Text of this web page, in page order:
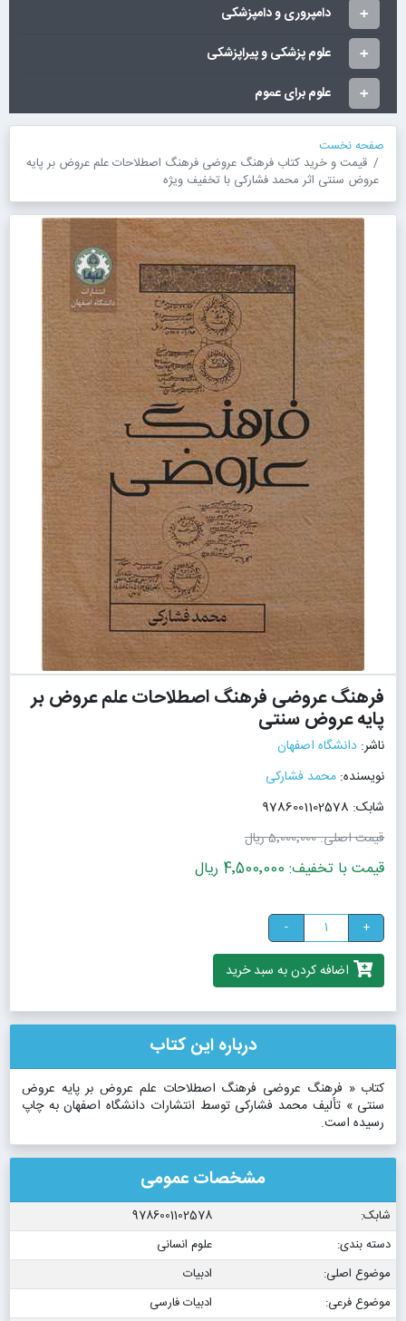
دامپروری و دامپزشکی
علوم پزشکی و پیراپزشکی
علوم برای عموم
صفحه نخست
قیمت و خرید کتاب فرهنگ عروضی فرهنگ اصطلاحات علم عروض بر پایه
عروض سنتی اثر محمد فشارکی با تخفیف ویژه
فرهنگ عروضی فرهنگ اصطلاحات علم عروض بر
پایه عروض سنتی
ناشر: دانشگاه اصفهان
نویسنده: محمد فشارکی
شابک: 9786001102578
قیمت اصلی:5٬000٬000 ریال
قیمت با تخفیف: 4٬500٬000 ریال
+
-
اضافه کردن به سبد خرید
درباره این کتاب
کتاب « فرهنگ عروضی فرهنگ اصطلاحات علم عروض بر پایه عروض
سنتی » تألیف محمد فشارکی توسط انتشارات دانشگاه اصفهان به چاپ
رسیده است.
مشخصات عمومی
شابک:
9786001102578
دسته بندی:
علوم انسانی
موضوع اصلی:
ادبیات
موضوع فرعی:
ادبیات فارسی